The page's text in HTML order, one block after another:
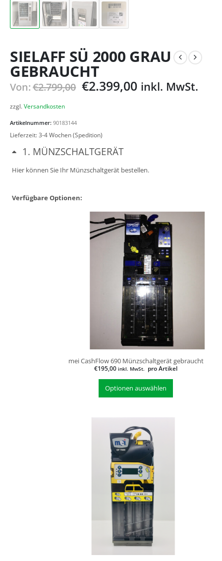
SIELAFF SÜ 2000 GRAU
GEBRAUCHT
Von:€2.799,00 €2.399,00 inkl. MwSt.
zzgl.Versandkosten
Artikelnummer: 90183144
Lieferzeit:3-4 Wochen (Spedition)
1 MÜNZSCHALTGERÄT
Hier können Sie Ihr Münzschaltgerät bestellen.
Verfügbare Optionen:
mei CashFlow 690 Münzschaltgerät gebraucht
€195,00 inkl. MwSt. pro Artikel
Optionen auswählen